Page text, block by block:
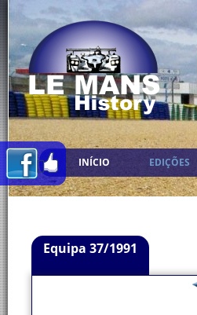
INÍCIO EDIÇÕES
Equipa 37/1991